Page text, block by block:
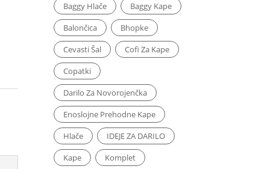
Baggy Hlače
Baggy Kape
Balončica
Bhopke
Cevasti Šal
Cofi Za Kape
Copatki
Darilo Za Novorojenčka
Enoslojne Prehodne Kape
Hlače
IDEJE ZA DARILO
Kape
Komplet